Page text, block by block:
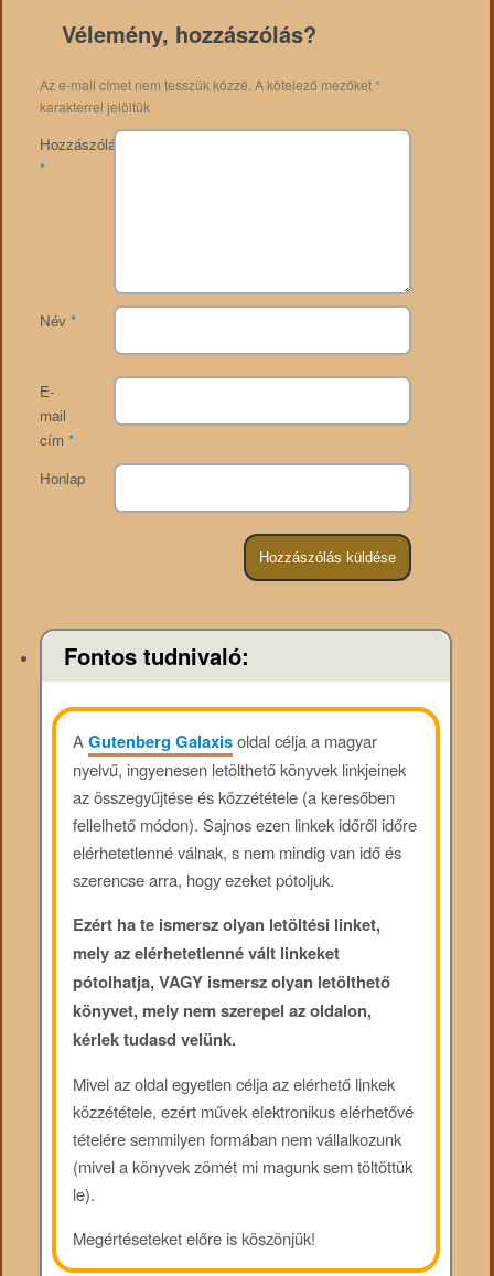
Vélemény, hozzászólás?
Az e-mail címet nem tesszük közzé. A kötelező mezőket*
karakterrel jelöltük
Hozzászólás
*
Név *
E-
mail
cím *
Honlap
Fontos tudnivaló:
AGutenberg Galaxisoldal célja a magyar
nyelvű, ingyenesen letölthető könyvek linkjeinek
az összegyűjtése és közzététele (a keresőben
fellelhető módon). Sajnos ezen linkek időről időre
elérhetetlenné válnak, s nem mindig van idő és
szerencse arra, hogy ezeket pótoljuk.
Ezért ha te ismersz olyan letöltési linket,
mely az elérhetetlenné vált linkeket
pótolhatja, VAGY ismersz olyan letölthető
könyvet, mely nem szerepel az oldalon,
kérlek tudasd velünk.
Mivel az oldal egyetlen célja az elérhető linkek
közzététele, ezért művek elektronikus elérhetővé
tételére semmilyen formában nem vállalkozunk
(mivel a könyvek zömét mi magunk sem töltöttük
le).
Megértéseteket előre is köszönjük!